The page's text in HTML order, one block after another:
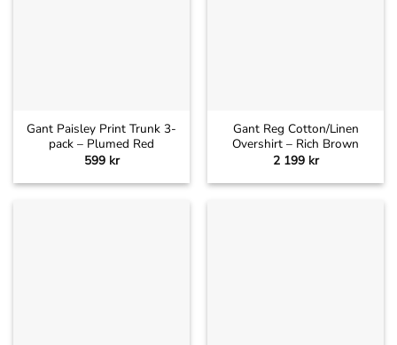
Gant Paisley Print Trunk 3-
pack – Plumed Red
599 kr
Gant Reg Cotton/Linen
Overshirt – Rich Brown
2 199 kr